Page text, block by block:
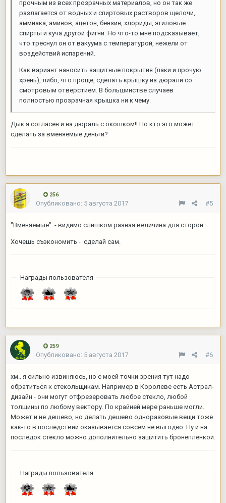
прочным из всех прозрачных материалов, но он так же
разлагается от водных и спиртовых растворов щелочи,
аммиака , аминов, ацетон, бензин, хлориды, этиловые
спирты и куча другой фигни. Но что-то мне подсказывает,
что треснул он от вакуума с температурой, нежели от
воздействий испарений.
Как вариант наносить защитные покрытия (лаки и прочую
хрень), либо, что проще, сделать крышку из дюрали со
смотровым отверстием. В большинстве случаев
полностью прозрачная крышка ни к чему.
Дык я согласен и на дюраль с окошком!! Но кто это может
сделать за вменяемые деньги?
256
#5
Опубликовано: 5 августа 2017
"Вменяемые" - видимо слишком разная величина для сторон.
Хочешь съэкономить - сделай сам.
Награды пользователя
259
#6
Опубликовано: 5 августа 2017
хм.. я сильно извиняюсь, но с моей точки зрения тут надо
обратиться к стекольщикам. Например в Королеве есть Астрал-
дизайн - они могут отфрезеровать любое стекло, любой
толщины по любому вектору. По крайней мере раньше могли.
Может и не дешево, но делать дешево одноразовые вещи тоже
как-то в последствии оказывается совсем не выгодно. Ну и на
последок стекло можно дополнительно защитить бронепленкой.
Награды пользователя